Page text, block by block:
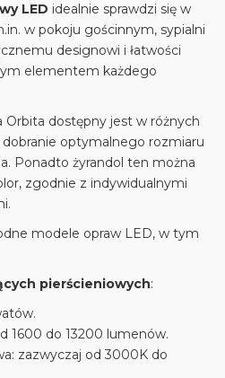
LED idealnie sprawdzi się w
w pokoju gościnnym, sypialni
designowi i łatwości
elementem każdego
Orbita dostępny jest w różnych
optymalnego rozmiaru
Ponadto żyrandol ten można
zgodnie z indywidualnymi
modele opraw LED, w tym
pierścieniowych:
1600 do 13200 lumenów.
zazwyczaj od 3000K do